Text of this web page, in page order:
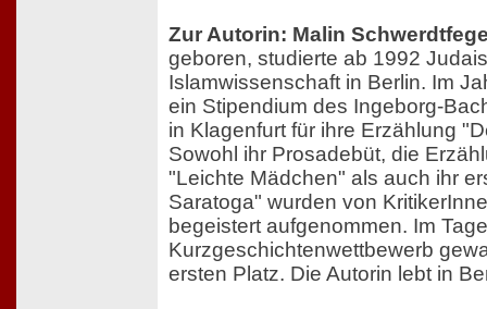
Zur Autorin: Malin
geboren, studierte ab 1992
Islamwissenschaft in Berlin. Im
ein Stipendium des Ingeborg-
in Klagenfurt für ihre Erzählung
Sowohl ihr Prosadebüt, die
"Leichte Mädchen" als auch ihr
Saratoga" wurden von
begeistert aufgenommen. Im
Kurzgeschichtenwettbewerb
ersten Platz. Die Autorin lebt in